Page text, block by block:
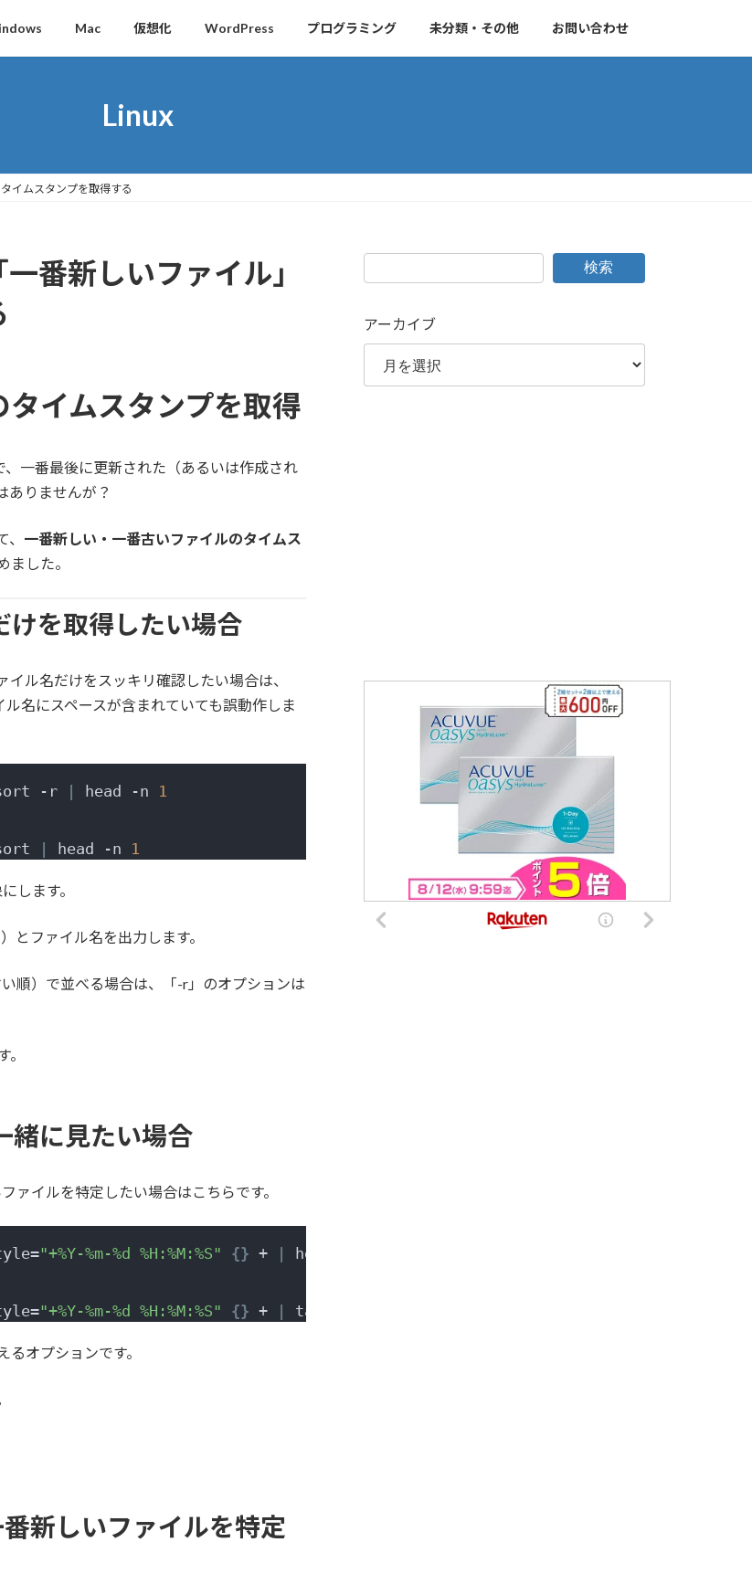
Mac 仮想化 WordPress プログラミング 未分類・その他 お問い合わせ
Linux
イムスタンプを取得する
番新しいファイル」
イムスタンプを取得
一番最後に更新された（あるいは作成され
ありませんが？
一番新しい・一番古いファイルのタイムス
ました。
けを取得したい場合
ル名だけをスッキリ確認したい場合は、
名にスペースが含まれていても誤動作しま
-r | head -n 1
| head -n 1
します。
）とファイル名を出力します。
順）で並べる場合は、「-r」のオプションは
緒に見たい場合
ァイルを特定したい場合はこちらです。
"+%Y-%m-%d %H:%M:%S" {} + | head -n
"+%Y-%m-%d %H:%M:%S" {} + | tail -n
オプションです。
新しいファイルを特定
検索
アーカイブ